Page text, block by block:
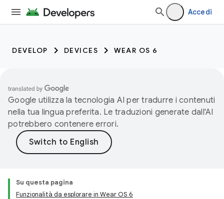
Accedi
DEVELOP DEVICES WEAR OS 6
Google utilizza la tecnologia AI per tradurre i contenuti
nella tua lingua preferita. Le traduzioni generate dall'AI
potrebbero contenere errori.
Su questa pagina
Funzionalità da esplorare in Wear OS 6